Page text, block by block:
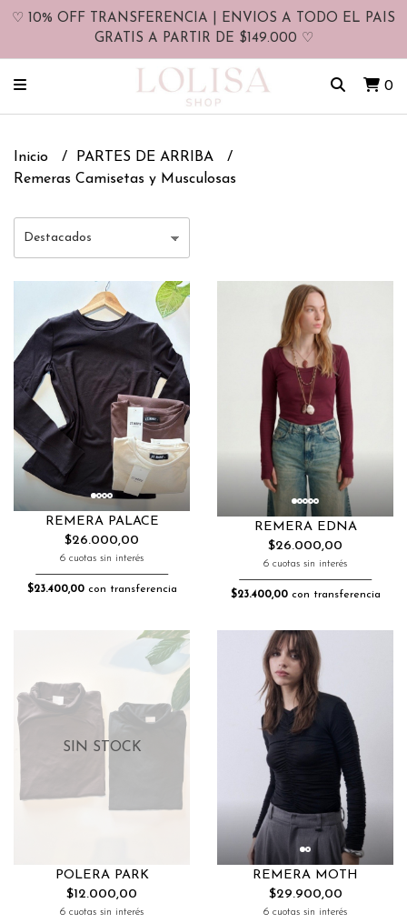
♡ 10% OFF TRANSFERENCIA | ENVIOS A TODO EL PAIS
GRATIS A PARTIR DE $149.000 ♡
0
Inicio
PARTES DE ARRIBA
Remeras Camisetas y Musculosas
REMERA PALACE
$26.000,00
6 cuotas sin interés
$23.400,00con transferencia
REMERA EDNA
$26.000,00
6 cuotas sin interés
$23.400,00con transferencia
SIN STOCK
POLERA PARK
$12.000,00
6 cuotas sin interés
REMERA MOTH
$29.900,00
6 cuotas sin interés